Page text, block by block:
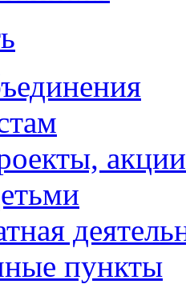
акции
пункты